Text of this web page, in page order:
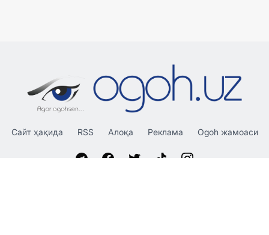
Сайт ҳақида RSS Алоқа Реклама Ogoh жамоаси